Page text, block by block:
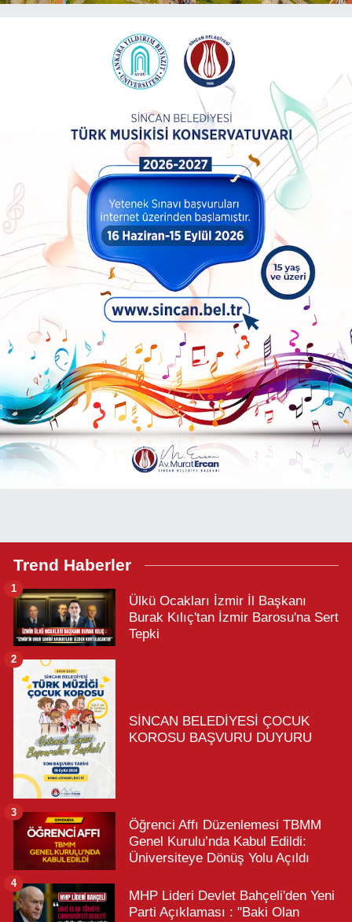
Trend Haberler
Ülkü Ocakları İzmir İl Başkanı
Burak Kılıç'tan İzmir Barosu'na Sert
Tepki
1
SİNCAN BELEDİYESİ ÇOCUK
KOROSU BAŞVURU DUYURU
2
Öğrenci Affı Düzenlemesi TBMM
Genel Kurulu’nda Kabul Edildi:
Üniversiteye Dönüş Yolu Açıldı
3
MHP Lideri Devlet Bahçeli'den Yeni
Parti Açıklaması : "Baki Olan
4